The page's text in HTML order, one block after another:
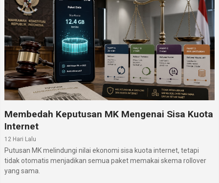
Membedah Keputusan MK Mengenai Sisa Kuota
Internet
12 Hari Lalu
Putusan MK melindungi nilai ekonomi sisa kuota internet, tetapi
tidak otomatis menjadikan semua paket memakai skema rollover
yang sama.